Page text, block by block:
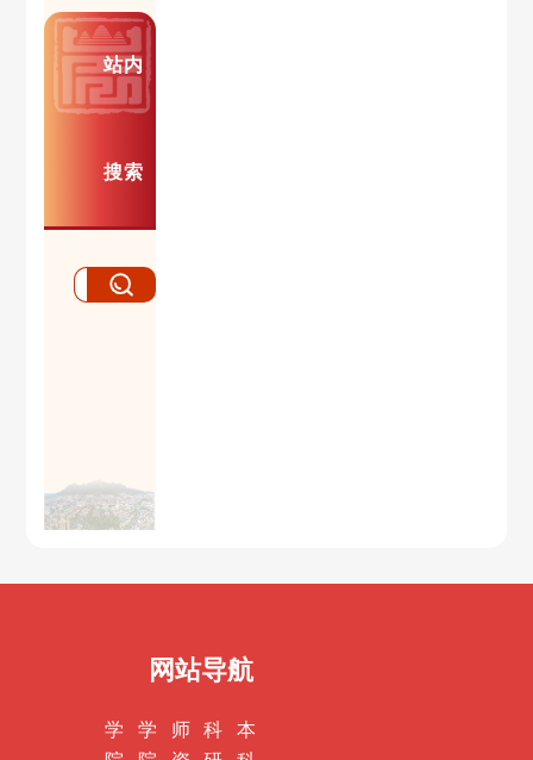
站内
搜索
网站导航
学
学
师
科
本